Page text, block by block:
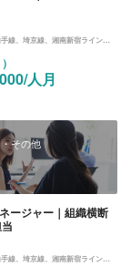
湘南新宿ライン、東横線、田園都市線、銀座線、半蔵門線、副都心線）
人月
その他
ージャー｜組織横断
湘南新宿ライン、東横線、田園都市線、銀座線、半蔵門線、副都心線）